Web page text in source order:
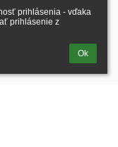
prihlásenia - vďaka
prihlásenie z
Ok